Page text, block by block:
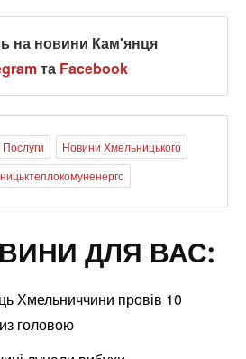
на новини Кам'янця
та Facebook
Новини Хмельницького
ДЛЯ ВАС:
Хмельниччини провів 10
головою